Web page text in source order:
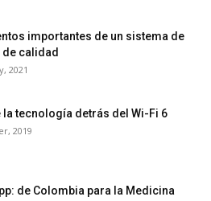
importantes de un sistema de
calidad
2021
la tecnología detrás del Wi-Fi 6
2019
de Colombia para la Medicina